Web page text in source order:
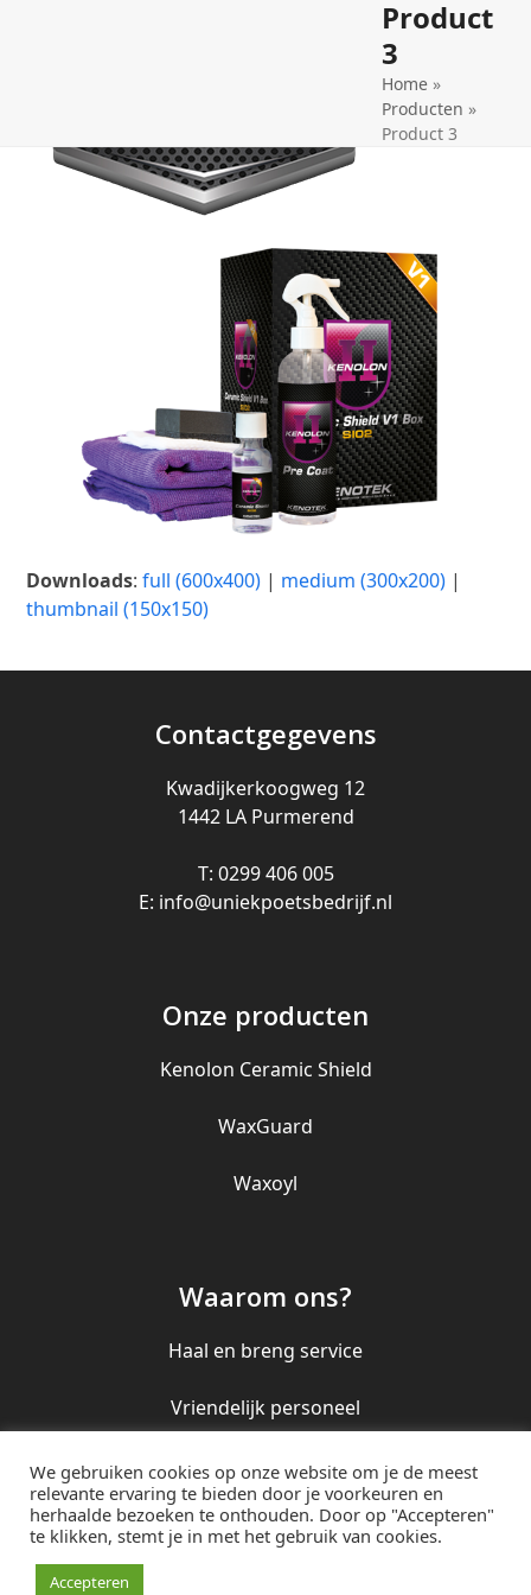
Product
3
Home »
Producten »
Product 3
Downloads:full (600x400) | medium (300x200) |
thumbnail (150x150)
Contactgegevens
Kwadijkerkoogweg 12
1442 LA Purmerend
T: 0299 406 005
E: info@uniekpoetsbedrijf.nl
Onze producten
Kenolon Ceramic Shield
WaxGuard
Waxoyl
Waarom ons?
Haal en breng service
Vriendelijk personeel
Perfect eindresultaat
© Uniek Poetsbedrijf 2016
We gebruiken cookies op onze website om je de meest
relevante ervaring te bieden door je voorkeuren en
herhaalde bezoeken te onthouden. Door op "Accepteren"
te klikken, stemt je in met het gebruik van cookies.
Accepteren